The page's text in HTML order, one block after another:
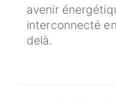
avenir
interconnecté
delà.